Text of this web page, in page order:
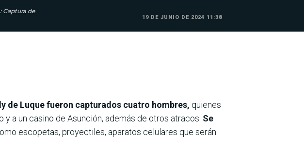
Captura de
19 DE JUNIO DE 2024 11:38
de Luque fueron capturados cuatro hombres, quienes
a un casino de Asunción, además de otros atracos. Se
escopetas, proyectiles, aparatos celulares que serán